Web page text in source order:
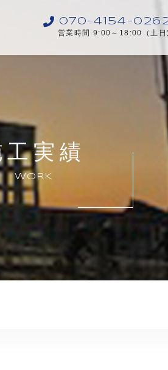
070-4154-
営業時間 9:00～18:00（土日
工実績
WORK